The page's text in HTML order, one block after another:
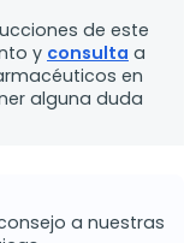
de este
y consulta a
en
alguna duda
a nuestras